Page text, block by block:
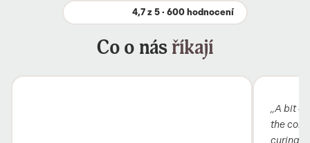
4,7 z 5 · 600 hodnocení
Co o násříkají
„A bit
the
curing